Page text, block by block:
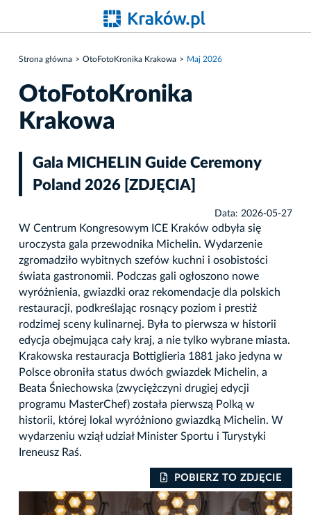
Strona główna OtoFotoKronika Krakowa Maj 2026
OtoFotoKronika
Krakowa
Gala MICHELIN Guide Ceremony
Poland 2026 [ZDJĘCIA]
Data: 2026-05-27
W Centrum Kongresowym ICE Kraków odbyła się
uroczysta gala przewodnika Michelin. Wydarzenie
zgromadziło wybitnych szefów kuchni i osobistości
świata gastronomii. Podczas gali ogłoszono nowe
wyróżnienia, gwiazdki oraz rekomendacje dla polskich
restauracji, podkreślając rosnący poziom i prestiż
rodzimej sceny kulinarnej. Była to pierwsza w historii
edycja obejmująca cały kraj, a nie tylko wybrane miasta.
Krakowska restauracja Bottiglieria 1881 jako jedyna w
Polsce obroniła status dwóch gwiazdek Michelin, a
Beata Śniechowska (zwyciężczyni drugiej edycji
programu MasterChef) została pierwszą Polką w
historii, której lokal wyróżniono gwiazdką Michelin. W
wydarzeniu wziął udział Minister Sportu i Turystyki
Ireneusz Raś.
POBIERZ TO ZDJĘCIE